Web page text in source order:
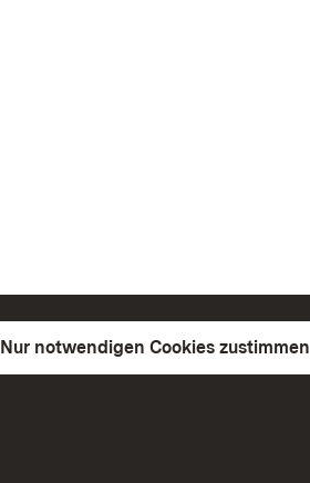
Nur notwendigen Cookies zustimmen